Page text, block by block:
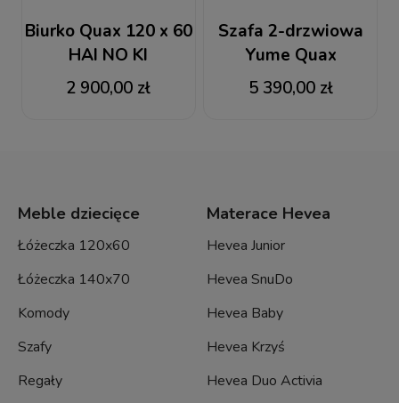
Biurko Quax 120 x 60
HAI NO KI
2 900,00 zł
Szafa 2-drzwiowa
Yume Quax
zaokrąglone
krawędzie
5 390,00 zł
Meble dziecięce
Łóżeczka 120x60
Łóżeczka 140x70
Komody
Szafy
Regały
Materace Hevea
Hevea Junior
Hevea SnuDo
Hevea Baby
Hevea Krzyś
Hevea Duo Activia